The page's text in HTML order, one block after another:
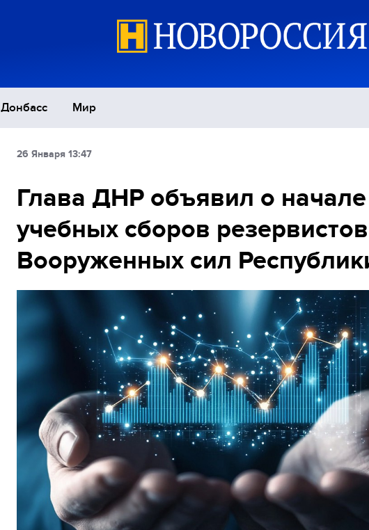
Донбасс Мир
Экономика
26 Января 13:47
Глава ДНР объявил о начале
учебных сборов резервистов
Вооруженных сил